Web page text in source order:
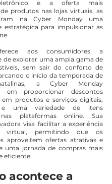
e a oferta mais
produtos nas lojas virtuais, as
na Cyber Monday uma
estratégica para impulsionar as
aos consumidores a
de explorar uma ampla gama de
sem sair do conforto de
o início da temporada de
a Cyber Monday
em proporcionar descontos
em produtos e serviços digitais,
e uma variedade de itens
plataformas online. Sua
visa facilitar a experiência
virtual, permitindo que os
aproveitem ofertas atrativas e
uma jornada de compras mais
eficiente.
acontece a